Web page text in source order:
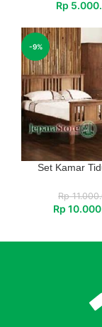
Rp
-9%
Set Kamar
Rp
Rp